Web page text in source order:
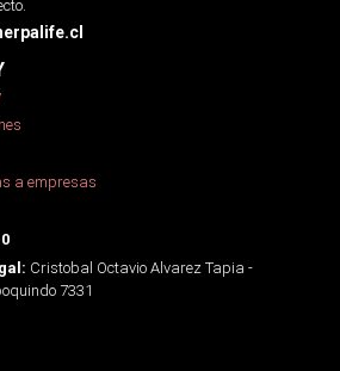
a empresas
Cristobal Octavio Alvarez Tapia -
7331